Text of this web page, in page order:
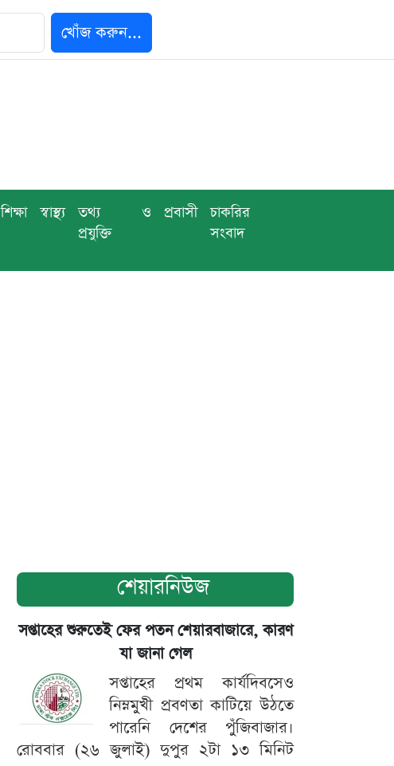
খোঁজ করুন...
শিক্ষা স্বাস্থ্য
তথ্য ও
প্রযুক্তি
প্রবাসী
চাকরির
সংবাদ
শেয়ারনিউজ
সপ্তাহের শুরুতেই ফের পতন শেয়ারবাজারে, কারণ
যা জানা গেল
সপ্তাহের প্রথম কার্যদিবসেও
নিম্নমুখী প্রবণতা কাটিয়ে উঠতে
পারেনি দেশের পুঁজিবাজার।
রোববার (২৬ জুলাই) দুপুর ২টা ১৩ মিনিট